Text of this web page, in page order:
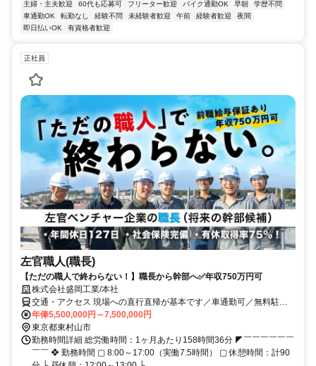
主婦・主夫歓迎
60代も応募可 フリーター歓迎 バイク通勤OK 早朝
学歴不問
車通勤OK
転勤なし 経験不問 未経験者歓迎 午前 経験者歓迎
夜間
即日払いOK
有資格者歓迎
正社員
左官職人(職長)
【ただの職人で終わらない！】職長から幹部へ✅年収750万円可
株式会社盛岡工業/本社
交通・アクセス 現場への直行直帰が基本です／車通勤可／無料駐車
場あり／バイク、自転車通勤可／転勤なし
年俸5,500,000円～7,500,000円
東京都東村山市
勤務時間詳細 総労働時間：1ヶ月あたり158時間36分 ◤￣￣￣￣￣￣
￣￣ ❖ 勤務時間 ▢ 8:00～17:00（実働7.5時間） ▢ 休憩時間：計90